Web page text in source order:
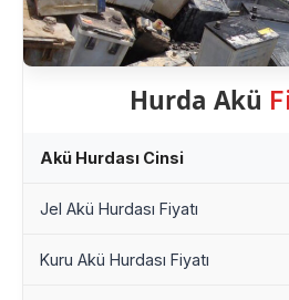
Hurda Akü
Akü Hurdası Cinsi
Jel Akü Hurdası Fiyatı
Kuru Akü Hurdası Fiyatı